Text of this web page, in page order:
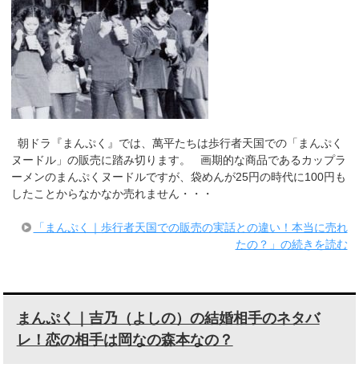
朝ドラ『まんぷく』では、萬平たちは歩行者天国での「まんぷく
ヌードル」の販売に踏み切ります。 画期的な商品であるカップラ
ーメンのまんぷくヌードルですが、袋めんが25円の時代に100円も
したことからなかなか売れません・・・
「まんぷく｜歩行者天国での販売の実話との違い！本当に売れ
たの？」の続きを読む
まんぷく｜吉乃（よしの）の結婚相手のネタバ
レ！恋の相手は岡なの森本なの？